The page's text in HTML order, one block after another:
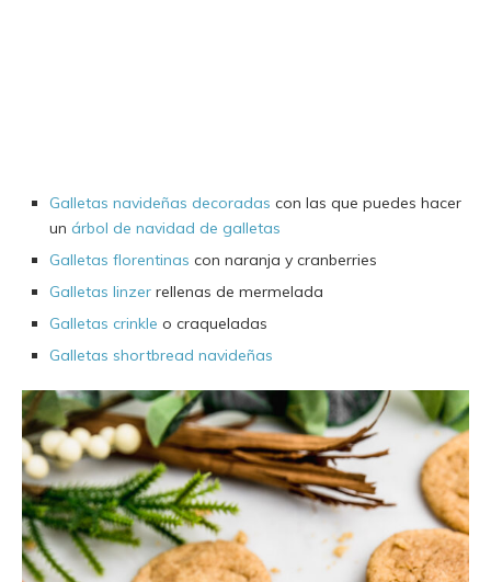
Galletas navideñas decoradas con las que puedes hacer
un árbol de navidad de galletas
Galletas florentinas con naranja y cranberries
Galletas linzer rellenas de mermelada
Galletas crinkle o craqueladas
Galletas shortbread navideñas